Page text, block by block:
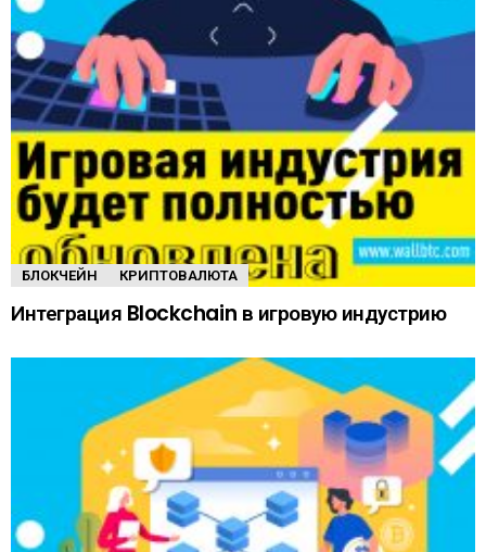
БЛОКЧЕЙН КРИПТОВАЛЮТА
Интеграция Blockchain в игровую индустрию